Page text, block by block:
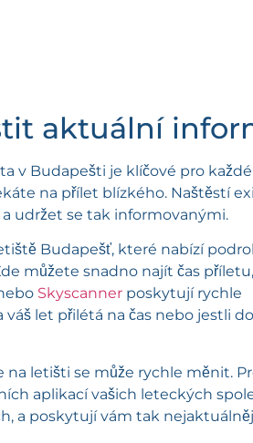
aktuální
v Budapešti je klíčové pro
na přílet blízkého. Naštěstí
udržet se tak informovanými.
Budapešť, které nabízí
můžete snadno najít čas
Skyscanner poskytují rychle
let přilétá na čas nebo jestli
letišti se může rychle měnit.
aplikací vašich leteckých
a poskytují vám tak